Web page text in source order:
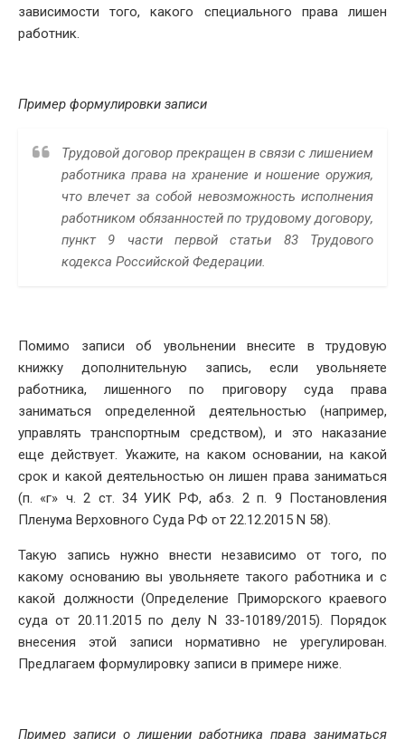
зависимости того, какого специального права лишен
работник.
Пример формулировки записи
Трудовой договор прекращен в связи с лишением
работника права на хранение и ношение оружия,
что влечет за собой невозможность исполнения
работником обязанностей по трудовому договору,
пункт 9 части первой статьи 83 Трудового
кодекса Российской Федерации.
Помимо записи об увольнении внесите в трудовую
книжку дополнительную запись, если увольняете
работника, лишенного по приговору суда права
заниматься определенной деятельностью (например,
управлять транспортным средством), и это наказание
еще действует. Укажите, на каком основании, на какой
срок и какой деятельностью он лишен права заниматься
(п. «г» ч. 2 ст. 34 УИК РФ, абз. 2 п. 9 Постановления
Пленума Верховного Суда РФ от 22.12.2015 N 58).
Такую запись нужно внести независимо от того, по
какому основанию вы увольняете такого работника и с
какой должности (Определение Приморского краевого
суда от 20.11.2015 по делу N 33-10189/2015). Порядок
внесения этой записи нормативно не урегулирован.
Предлагаем формулировку записи в примере ниже.
Пример записи о лишении работника права заниматься